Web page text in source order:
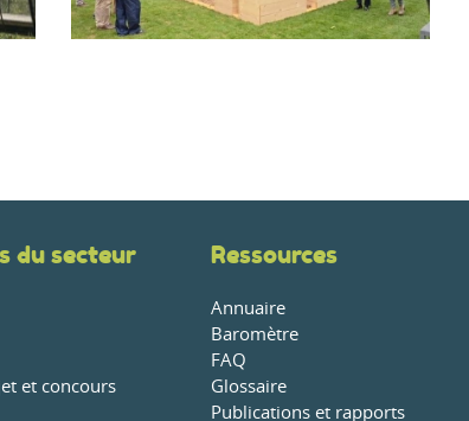
du secteur
et concours
Ressources
Annuaire
Baromètre
FAQ
Glossaire
Publications et rapports